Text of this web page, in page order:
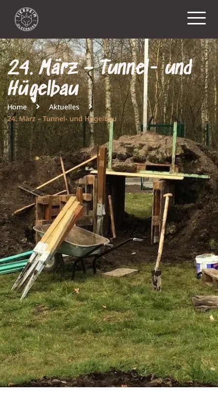
24. März – Tunnel- und
Hügelbau
Home
Aktuelles
24. März – Tunnel- und Hügelbau